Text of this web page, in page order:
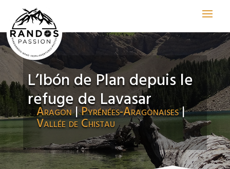
L’Ibón de Plan depuis le
refuge de Lavasar
Aragon|Pyrénées-Aragonaises|
Vallée de Chistau